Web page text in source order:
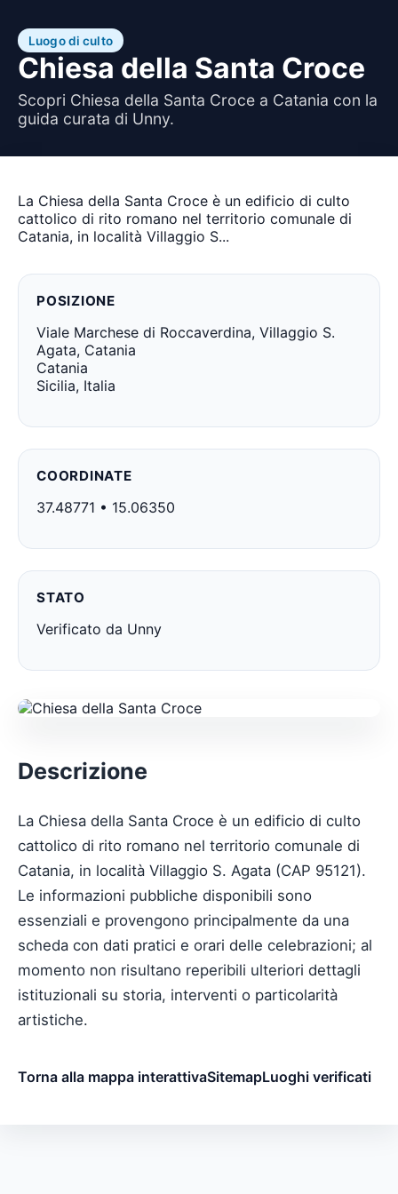
Luogo di culto
Chiesa della Santa Croce
Scopri Chiesa della Santa Croce a Catania con la
guida curata di Unny.
La Chiesa della Santa Croce è un edificio di culto
cattolico di rito romano nel territorio comunale di
Catania, in località Villaggio S...
POSIZIONE
Viale Marchese di Roccaverdina, Villaggio S.
Agata, Catania
Catania
Sicilia, Italia
COORDINATE
37.48771 • 15.06350
STATO
Verificato da Unny
Descrizione
La Chiesa della Santa Croce è un edificio di culto
cattolico di rito romano nel territorio comunale di
Catania, in località Villaggio S. Agata (CAP 95121).
Le informazioni pubbliche disponibili sono
essenziali e provengono principalmente da una
scheda con dati pratici e orari delle celebrazioni; al
momento non risultano reperibili ulteriori dettagli
istituzionali su storia, interventi o particolarità
artistiche.
Torna alla mappa interattivaSitemapLuoghi verificati